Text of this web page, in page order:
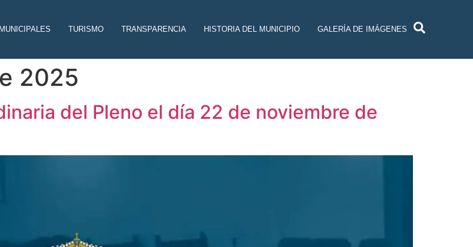
TURISMO TRANSPARENCIA HISTORIA DEL MUNICIPIO GALERÍA DE IMÁGENES
2025
del Pleno el día 22 de noviembre de